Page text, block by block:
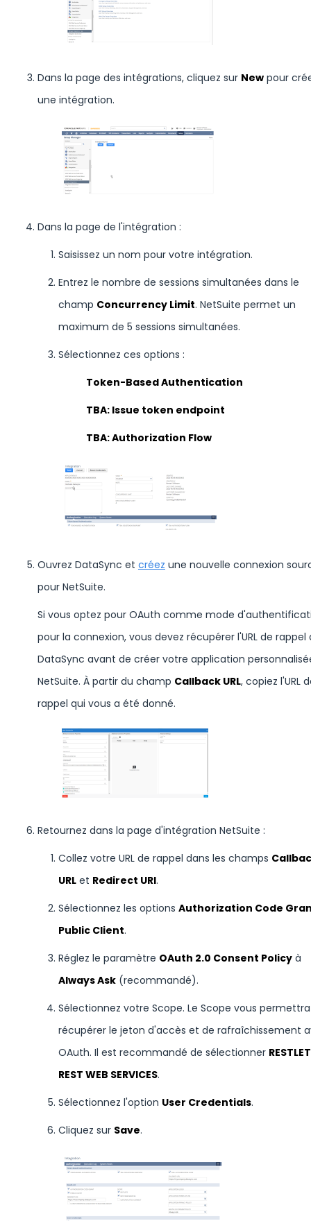
Dans la page des intégrations, cliquez sur New pour
une intégration.
Dans la page de l'intégration :
Saisissez un nom pour votre intégration.
Entrez le nombre de sessions simultanées dans le
champ Concurrency Limit. NetSuite permet un
maximum de 5 sessions simultanées.
Sélectionnez ces options :
Token-Based Authentication
TBA: Issue token endpoint
TBA: Authorization Flow
Ouvrez DataSync et créez une nouvelle connexion
pour NetSuite.
Si vous optez pour OAuth comme mode
pour la connexion, vous devez récupérer l'URL de rappel
DataSync avant de créer votre application
NetSuite. À partir du champ Callback URL, copiez l'URL
rappel qui vous a été donné.
Retournez dans la page d'intégration NetSuite :
Collez votre URL de rappel dans les champs
URL et Redirect URI.
Sélectionnez les options Authorization Code
Public Client.
Réglez le paramètre OAuth 2.0 Consent Policy à
Always Ask (recommandé).
Sélectionnez votre Scope. Le Scope vous permettra de
récupérer le jeton d'accès et de rafraîchissement
OAuth. Il est recommandé de sélectionner
REST WEB SERVICES.
Sélectionnez l'option User Credentials.
Cliquez sur Save.